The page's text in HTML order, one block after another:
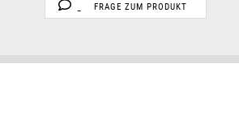
FRAGE ZUM PRODUKT